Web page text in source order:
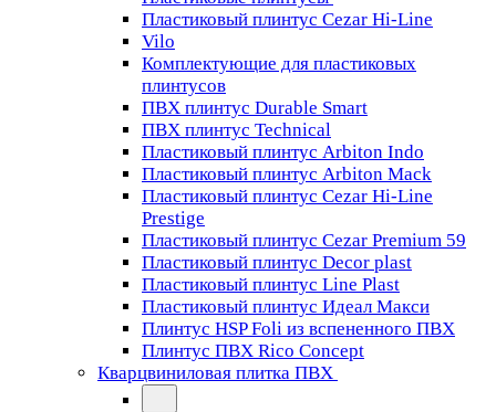
Пластиковый плинтус Cezar Hi-Line
Vilo
Комплектующие для пластиковых
плинтусов
ПВХ плинтус Durable Smart
ПВХ плинтус Technical
Пластиковый плинтус Arbiton Indo
Пластиковый плинтус Arbiton Mack
Пластиковый плинтус Cezar Hi-Line
Prestige
Пластиковый плинтус Cezar Premium 59
Пластиковый плинтус Decor plast
Пластиковый плинтус Line Plast
Пластиковый плинтус Идеал Макси
Плинтус HSP Foli из вспененного ПВХ
Плинтус ПВХ Rico Concept
Кварцвиниловая плитка ПВХ